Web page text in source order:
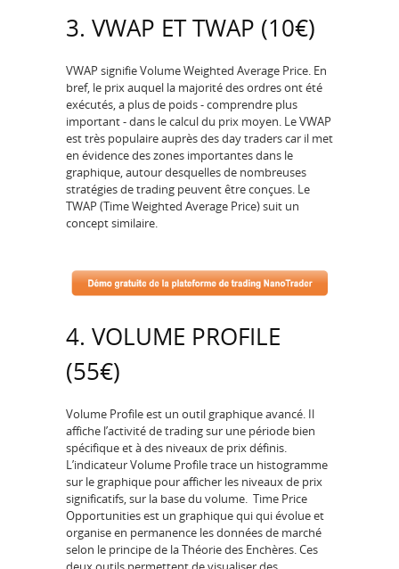
3. VWAP ET TWAP (10€)
VWAP signifie Volume Weighted Average Price. En
bref, le prix auquel la majorité des ordres ont été
exécutés, a plus de poids - comprendre plus
important - dans le calcul du prix moyen. Le VWAP
est très populaire auprès des day traders car il met
en évidence des zones importantes dans le
graphique, autour desquelles de nombreuses
stratégies de trading peuvent être conçues. Le
TWAP (Time Weighted Average Price) suit un
concept similaire.
4. VOLUME PROFILE
(55€)
Volume Profile est un outil graphique avancé. Il
affiche l’activité de trading sur une période bien
spécifique et à des niveaux de prix définis.
L’indicateur Volume Profile trace un histogramme
sur le graphique pour afficher les niveaux de prix
significatifs, sur la base du volume. Time Price
Opportunities est un graphique qui qui évolue et
organise en permanence les données de marché
selon le principe de la Théorie des Enchères. Ces